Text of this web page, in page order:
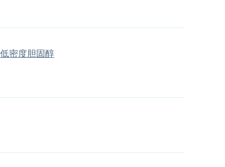
低密度胆固醇